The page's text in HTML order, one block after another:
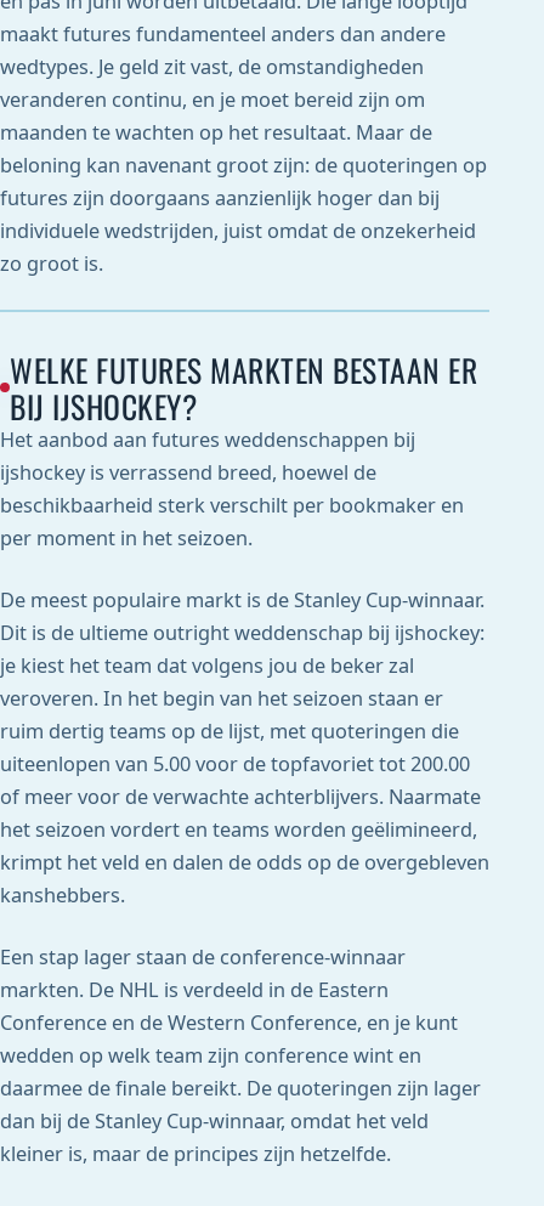
maakt futures fundamenteel anders dan andere
wedtypes. Je geld zit vast, de omstandigheden
veranderen continu, en je moet bereid zijn om
maanden te wachten op het resultaat. Maar de
beloning kan navenant groot zijn: de quoteringen op
futures zijn doorgaans aanzienlijk hoger dan bij
individuele wedstrijden, juist omdat de onzekerheid
zo groot is.
WELKE FUTURES MARKTEN BESTAAN ER
BIJ IJSHOCKEY?
Het aanbod aan futures weddenschappen bij
ijshockey is verrassend breed, hoewel de
beschikbaarheid sterk verschilt per bookmaker en
per moment in het seizoen.
De meest populaire markt is de Stanley Cup-winnaar.
Dit is de ultieme outright weddenschap bij ijshockey:
je kiest het team dat volgens jou de beker zal
veroveren. In het begin van het seizoen staan er
ruim dertig teams op de lijst, met quoteringen die
uiteenlopen van 5.00 voor de topfavoriet tot 200.00
of meer voor de verwachte achterblijvers. Naarmate
het seizoen vordert en teams worden geëlimineerd,
krimpt het veld en dalen de odds op de overgebleven
kanshebbers.
Een stap lager staan de conference-winnaar
markten. De NHL is verdeeld in de Eastern
Conference en de Western Conference, en je kunt
wedden op welk team zijn conference wint en
daarmee de finale bereikt. De quoteringen zijn lager
dan bij de Stanley Cup-winnaar, omdat het veld
kleiner is, maar de principes zijn hetzelfde.